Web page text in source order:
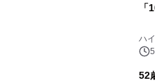
ハ
52